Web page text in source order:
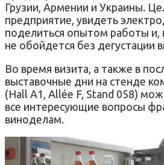
Грузии, Армении и Украины.
предприятие, увидеть
поделиться опытом работы и,
не обойдется без дегустации
Во время визита, а также в
выставочные дни на стенде
(Hall A1, Allée F, Stand 058)
все интересующие вопросы
виноделам.